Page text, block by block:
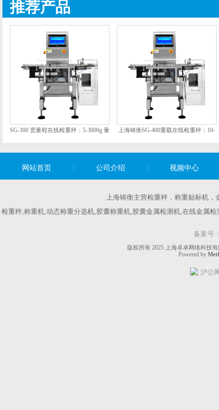
推荐产品
SG-300 宽量程在线检重秤：5-3000g 量
上海铸衡SG-400重载在线检重秤：10-
网站首页 公司介绍 视频中心
上海铸衡主营检重秤 ， 称重贴标机 ，
检重秤,称重机,动态称重分选机,胶囊称重机,胶囊金属检测机,在线金属
备案号
版权所有 2025 上海卓卓网络科技
Powered by
沪公